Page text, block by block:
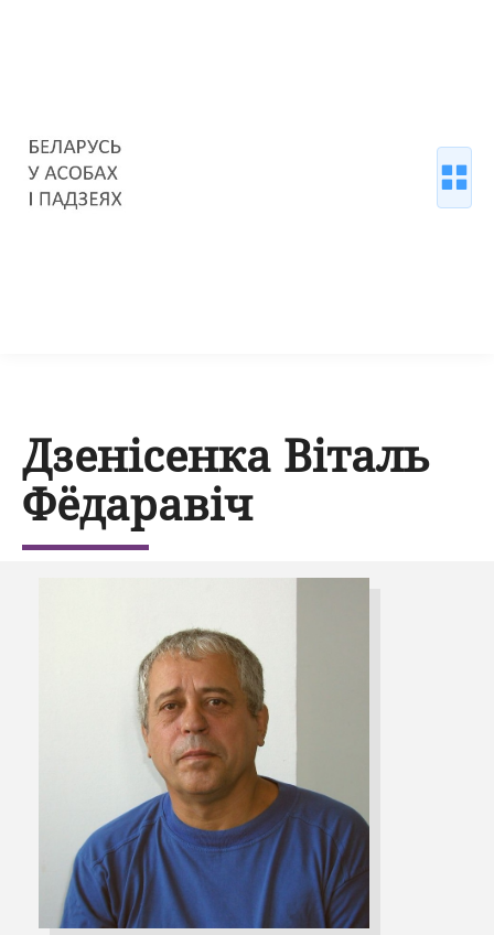
Дзенісенка Віталь
Фёдаравіч